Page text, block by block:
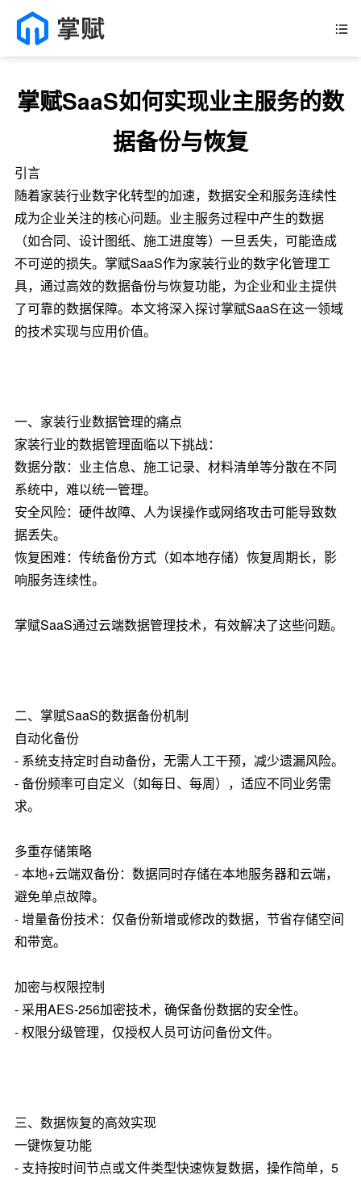
掌赋SaaS如何实现业主服务的数
据备份与恢复
引言
随着家装行业数字化转型的加速，数据安全和服务连续性
成为企业关注的核心问题。业主服务过程中产生的数据
（如合同、设计图纸、施工进度等）一旦丢失，可能造成
不可逆的损失。掌赋SaaS作为家装行业的数字化管理工
具，通过高效的数据备份与恢复功能，为企业和业主提供
了可靠的数据保障。本文将深入探讨掌赋SaaS在这一领域
的技术实现与应用价值。
一、家装行业数据管理的痛点
家装行业的数据管理面临以下挑战：
数据分散：业主信息、施工记录、材料清单等分散在不同
系统中，难以统一管理。
安全风险：硬件故障、人为误操作或网络攻击可能导致数
据丢失。
恢复困难：传统备份方式（如本地存储）恢复周期长，影
响服务连续性。
掌赋SaaS通过云端数据管理技术，有效解决了这些问题。
二、掌赋SaaS的数据备份机制
自动化备份
- 系统支持定时自动备份，无需人工干预，减少遗漏风险。
- 备份频率可自定义（如每日、每周），适应不同业务需
求。
多重存储策略
- 本地+云端双备份：数据同时存储在本地服务器和云端，
避免单点故障。
- 增量备份技术：仅备份新增或修改的数据，节省存储空间
和带宽。
加密与权限控制
- 采用AES-256加密技术，确保备份数据的安全性。
- 权限分级管理，仅授权人员可访问备份文件。
三、数据恢复的高效实现
一键恢复功能
- 支持按时间节点或文件类型快速恢复数据，操作简单，5